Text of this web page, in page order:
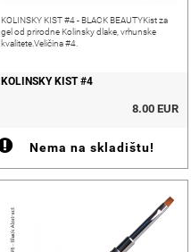
KOLINSKY KIST #4 - BLACK BEAUTYKist za
gel od prirodne Kolinsky dlake, vrhunske
kvalitete.Veličina #4.
KOLINSKY KIST #4
8.00 EUR
Nema na skladištu!